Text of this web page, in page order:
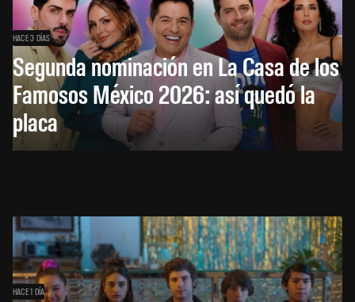
HACE 3 DÍAS
Segunda nominación en La Casa de los
Famosos México 2026: así quedó la
placa
HACE 1 DÍA